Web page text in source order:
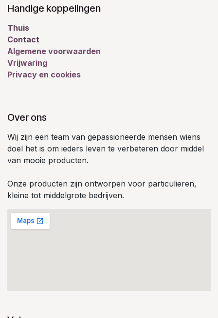
Handige koppelingen
Thuis
Contact
Algemene voorwaarden
Vrijwaring
Privacy en cookies
Over ons
Wij zijn een team van gepassioneerde mensen wiens
doel het is om ieders leven te verbeteren door middel
van mooie producten.
Onze producten zijn ontworpen voor particulieren,
kleine tot middelgrote bedrijven.